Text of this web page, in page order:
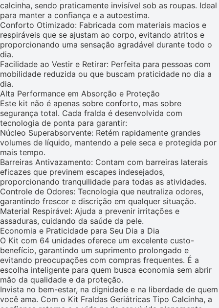
calcinha, sendo praticamente invisível sob as roupas. Ideal
para manter a confiança e a autoestima.
Conforto Otimizado: Fabricada com materiais macios e
respiráveis que se ajustam ao corpo, evitando atritos e
proporcionando uma sensação agradável durante todo o
dia.
Facilidade ao Vestir e Retirar: Perfeita para pessoas com
mobilidade reduzida ou que buscam praticidade no dia a
dia.
Alta Performance em Absorção e Proteção
Este kit não é apenas sobre conforto, mas sobre
segurança total. Cada fralda é desenvolvida com
tecnologia de ponta para garantir:
Núcleo Superabsorvente: Retém rapidamente grandes
volumes de líquido, mantendo a pele seca e protegida por
mais tempo.
Barreiras Antivazamento: Contam com barreiras laterais
eficazes que previnem escapes indesejados,
proporcionando tranquilidade para todas as atividades.
Controle de Odores: Tecnologia que neutraliza odores,
garantindo frescor e discrição em qualquer situação.
Material Respirável: Ajuda a prevenir irritações e
assaduras, cuidando da saúde da pele.
Economia e Praticidade para Seu Dia a Dia
O Kit com 64 unidades oferece um excelente custo-
benefício, garantindo um suprimento prolongado e
evitando preocupações com compras frequentes. É a
escolha inteligente para quem busca economia sem abrir
mão da qualidade e da proteção.
Invista no bem-estar, na dignidade e na liberdade de quem
você ama. Com o Kit Fraldas Geriátricas Tipo Calcinha, a